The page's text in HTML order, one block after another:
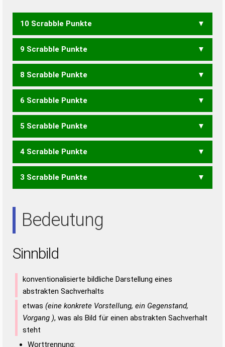
10 Scrabble Punkte
BILDNIS INBILDS
9 Scrabble Punkte
BLINIS INBILD
8 Scrabble Punkte
BILDS BLIND BLINI
6 Scrabble Punkte
BIND IBIS
5 Scrabble Punkte
BIN BIS BND LIDS LIND
4 Scrabble Punkte
LID SIND
3 Scrabble Punkte
Bedeutung
Sinnbild
konventionalisierte bildliche Darstellung eines
abstrakten Sachverhalts
etwas (eine konkrete Vorstellung, ein Gegenstand,
Vorgang ), was als Bild für einen abstrakten Sachverhalt
steht
Worttrennung: